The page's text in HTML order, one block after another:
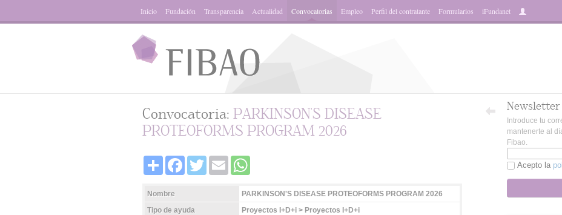
Inicio Fundación Transparencia Actualidad Convocatorias Empleo Perfil del contratante Formularios iFundanet
Convocatoria: PARKINSON'S DISEASE
PROTEOFORMS PROGRAM 2026
Share FacebookTwitter Email
Nombre
PARKINSON'S DISEASE PROTEOFORMS PROGRAM 2026
Tipo de ayuda
Proyectos I+D+i > Proyectos I+D+i
Newsletter
Introduce tu
mantenerte al
Fibao.
Acepto la